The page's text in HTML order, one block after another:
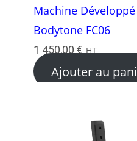
Machine
Bodytone FC06
1 450,00 € HT
Ajouter au